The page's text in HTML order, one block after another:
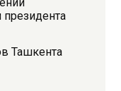
президента
Ташкента